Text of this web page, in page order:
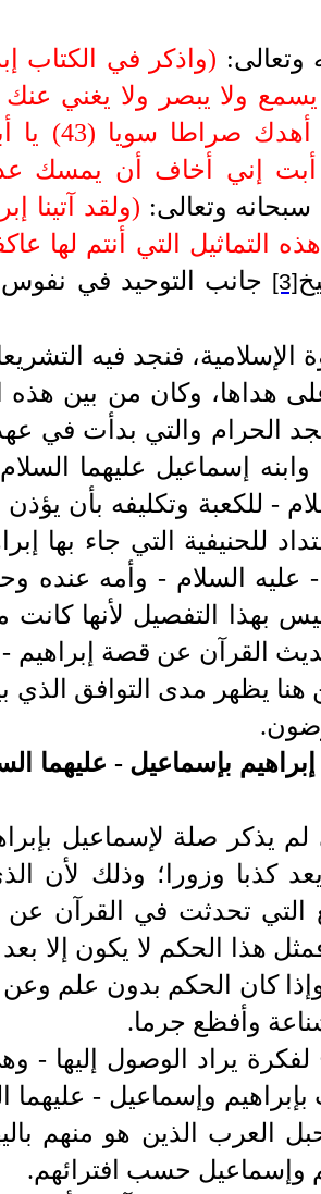
وتعالى: )واذكر في الكتاب
جاءني من
كان للرحمن عصيا (44) يا أبت إني
وتعالى: )ولقد آتينا
[3] جانب التوحيد في نفوس
فنجد فيه
هداها، وكان من بين هذه
الحرام والتي بدأت في
وابنه إسماعيل عليهما
- للكعبة وتكليفه بأن
للحنيفية التي جاء بها
- عليه السلام - وأمه عنده
بهذا التفصيل لأنها
القرآن عن قصة إبراهيم
هنا يظهر مدى التوافق الذي
بإسماعيل - عليهما
لم يذكر صلة لإسماعيل
كذبا وزورا؛ وذلك لأن
تحدثت في القرآن عن
هذا الحكم لا يكون إلا
كان الحكم بدون علم
وأفظع جرما.
لفكرة يراد الوصول إليها -
وإسماعيل - عليهما
العرب الذين هو منهم
وإسماعيل حسب افترائهم.